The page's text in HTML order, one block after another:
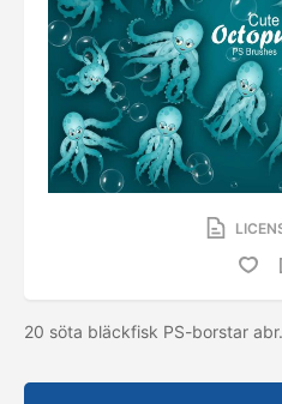
20 söta bläckfisk PS-borstar